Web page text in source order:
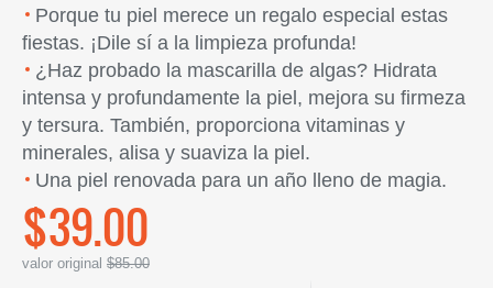
Porque tu piel merece un regalo especial estas
fiestas. ¡Dile sí a la limpieza profunda!
¿Haz probado la mascarilla de algas? Hidrata
intensa y profundamente la piel, mejora su firmeza
y tersura. También, proporciona vitaminas y
minerales, alisa y suaviza la piel.
Una piel renovada para un año lleno de magia.
$39.00
valor original $85.00